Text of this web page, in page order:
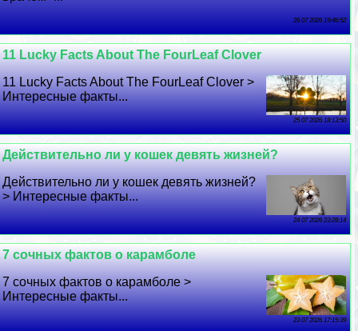
26 07 2026 19:46:52
11 Lucky Facts About The FourLeaf Clover
11 Lucky Facts About The FourLeaf Clover >
Интересные факты...
25 07 2026 18:13:50
Действительно ли у кошек девять жизней?
Действительно ли у кошек девять жизней?
> Интересные факты...
24 07 2026 23:28:14
7 сочных фактов о карамболе
7 сочных фактов о карамболе >
Интересные факты...
23 07 2026 17:15:39